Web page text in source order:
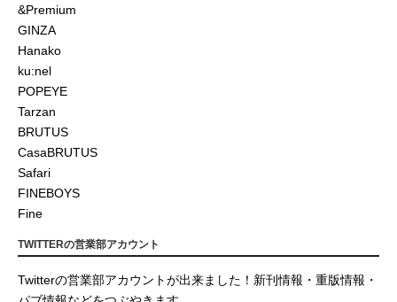
&Premium
GINZA
Hanako
ku:nel
POPEYE
Tarzan
BRUTUS
CasaBRUTUS
Safari
FINEBOYS
Fine
TWITTERの営業部アカウント
Twitterの営業部アカウントが出来ました！新刊情報・重版情報・